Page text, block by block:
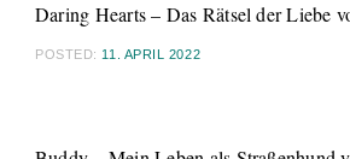
Daring Hearts – Das Rätsel der Liebe
POSTED: 11. APRIL 2022